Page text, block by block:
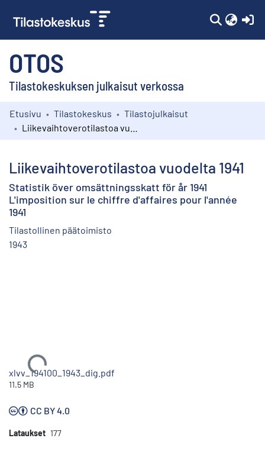
OTOS
Tilastokeskuksen julkaisut verkossa
Kokoelmat
Etusivu Tilastokeskus
Tilastojulkaisut
Liikevaihtoverotilastoa vuodelta 1941
Statistik över omsättningsskatt för år 1941
L'imposition sur le chiffre d'affaires pour l'année
1941
Tilastollinen päätoimisto
1943
Ladataan...
xlvv_194100_1943_dig.pdf
11.5 MB
CC BY 4.0
Lataukset 177